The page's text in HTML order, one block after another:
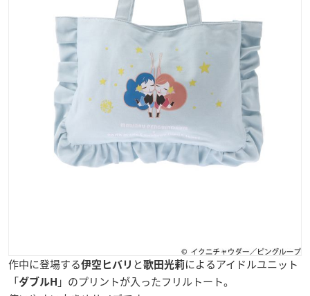
作中に登場する伊空ヒバリ と歌田光莉 によるアイドルユニット
「ダブルH 」のプリントが入ったフリルトート。